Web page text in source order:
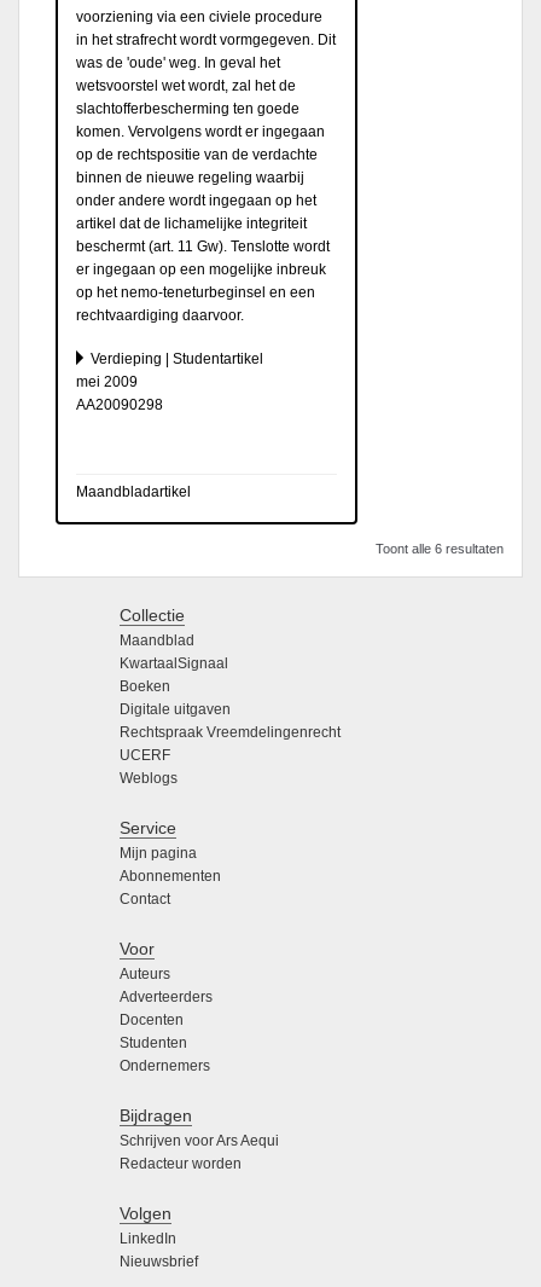
voorziening via een civiele procedure
in het strafrecht wordt vormgegeven. Dit
was de 'oude' weg. In geval het
wetsvoorstel wet wordt, zal het de
slachtofferbescherming ten goede
komen. Vervolgens wordt er ingegaan
op de rechtspositie van de verdachte
binnen de nieuwe regeling waarbij
onder andere wordt ingegaan op het
artikel dat de lichamelijke integriteit
beschermt (art. 11 Gw). Tenslotte wordt
er ingegaan op een mogelijke inbreuk
op het nemo-teneturbeginsel en een
rechtvaardiging daarvoor.
Verdieping | Studentartikel
mei 2009
AA20090298
Maandbladartikel
Toont alle 6 resultaten
Collectie
Maandblad
KwartaalSignaal
Boeken
Digitale uitgaven
Rechtspraak Vreemdelingenrecht
UCERF
Weblogs
Service
Mijn pagina
Abonnementen
Contact
Voor
Auteurs
Adverteerders
Docenten
Studenten
Ondernemers
Bijdragen
Schrijven voor Ars Aequi
Redacteur worden
Volgen
LinkedIn
Nieuwsbrief